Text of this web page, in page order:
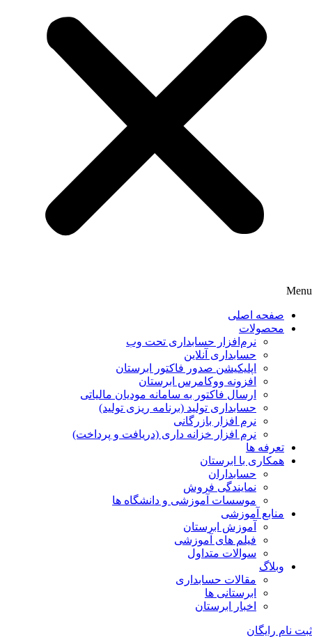
Menu
صفحه اصلی
محصولات
نرم‌افزار حسابداری تحت وب
حسابداری آنلاین
اپلیکیشن صدور فاکتور ابرستان
افزونه ووکامرس ابرستان
ارسال فاکتور به سامانه مودیان مالیاتی
حسابداری تولید (برنامه ریزی تولید)
نرم افزار بازرگانی
نرم افزار خزانه داری (دریافت و پرداخت)
تعرفه ها
همکاری با ابرستان
حسابداران
نمایندگی فروش
موسسات آموزشی و دانشگاه ها
منابع آموزشی
آموزش ابرستان
فیلم های آموزشی
سوالات متداول
وبلاگ
مقالات حسابداری
ابرستانی ها
اخبار ابرستان
ثبت نام رایگان